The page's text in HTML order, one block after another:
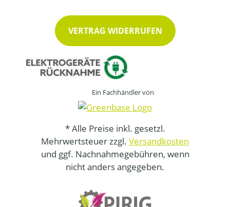
VERTRAG WIDERRUFEN
Ein Fachhändler von
* Alle Preise inkl. gesetzl.
Mehrwertsteuer zzgl. Versandkosten
und ggf. Nachnahmegebühren, wenn
nicht anders angegeben.